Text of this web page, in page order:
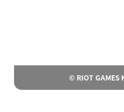
© RIOT GAMES